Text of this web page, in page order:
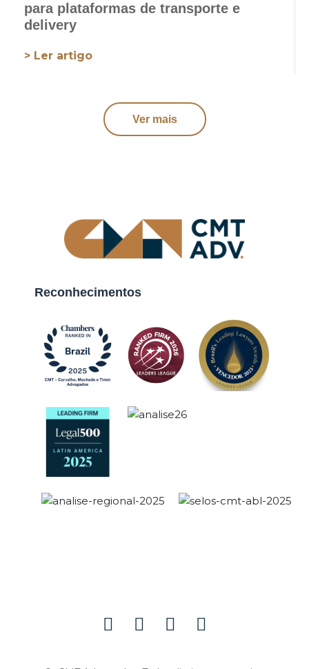
para plataformas de transporte e
delivery
> Ler artigo
Ver mais
Reconhecimentos